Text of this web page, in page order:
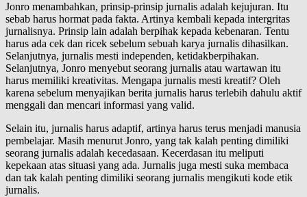
Jonro menambahkan, prinsip-prinsip jurnalis adalah kejujuran. Itu
sebab harus hormat pada fakta. Artinya kembali kepada intergritas
jurnalisnya. Prinsip lain adalah berpihak kepada kebenaran. Tentu
harus ada cek dan ricek sebelum sebuah karya jurnalis dihasilkan.
Selanjutnya, jurnalis mesti independen, ketidakberpihakan.
Selanjutnya, Jonro menyebut seorang jurnalis atau wartawan itu
harus memiliki kreativitas. Mengapa jurnalis mesti kreatif? Oleh
karena sebelum menyajikan berita jurnalis harus terlebih dahulu aktif
menggali dan mencari informasi yang valid.
Selain itu, jurnalis harus adaptif, artinya harus terus menjadi manusia
pembelajar. Masih menurut Jonro, yang tak kalah penting dimiliki
seorang jurnalis adalah kecedasaan. Kecerdasan itu meliputi
kepekaan atas situasi yang ada. Jurnalis juga mesti suka membaca
dan tak kalah penting dimiliki seorang jurnalis mengikuti kode etik
jurnalis.